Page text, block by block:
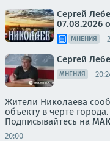
Сергей
07.08.2026
МНЕНИЯ
Сергей
МНЕНИЯ
Жители Николаева
объекту в черте
Подписывайтесь на
20:00